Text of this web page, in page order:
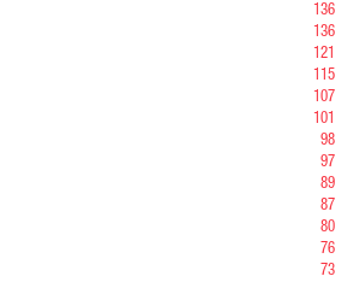
136
136
121
115
107
101
98
97
89
87
80
76
73